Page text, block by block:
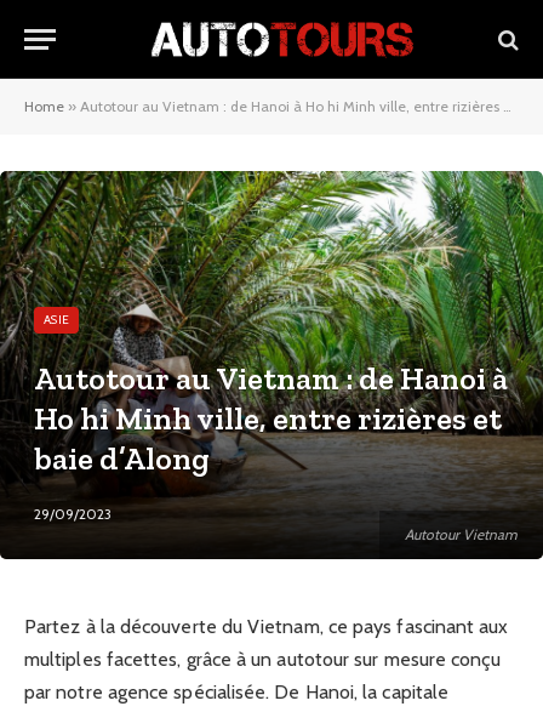
Home » Autotour au Vietnam : de Hanoi à Ho hi Minh ville, entre rizières et baie d’Along
Autotour Vietnam
ASIE
Autotour au Vietnam : de Hanoi à
Ho hi Minh ville, entre rizières et
baie d’Along
29/09/2023
Partez à la découverte du Vietnam, ce pays fascinant aux
multiples facettes, grâce à un autotour sur mesure conçu
par notre agence spécialisée. De Hanoi, la capitale